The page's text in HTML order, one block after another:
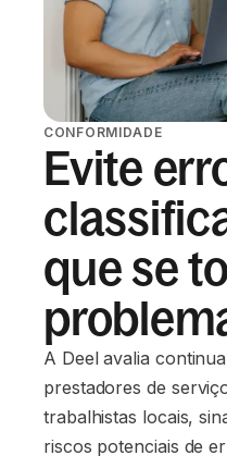
CONFORMIDADE
Evite
que se
A Deel avalia
prestadores de
trabalhistas locais,
riscos potenciais de